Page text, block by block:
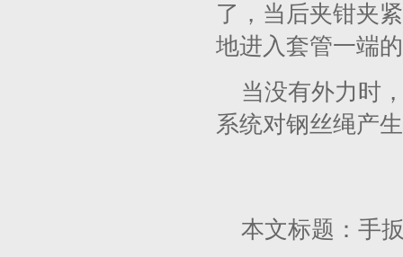
了，当后夹钳夹
地进入套管一端
当没有外力时
系统对钢丝绳产
本文标题：手